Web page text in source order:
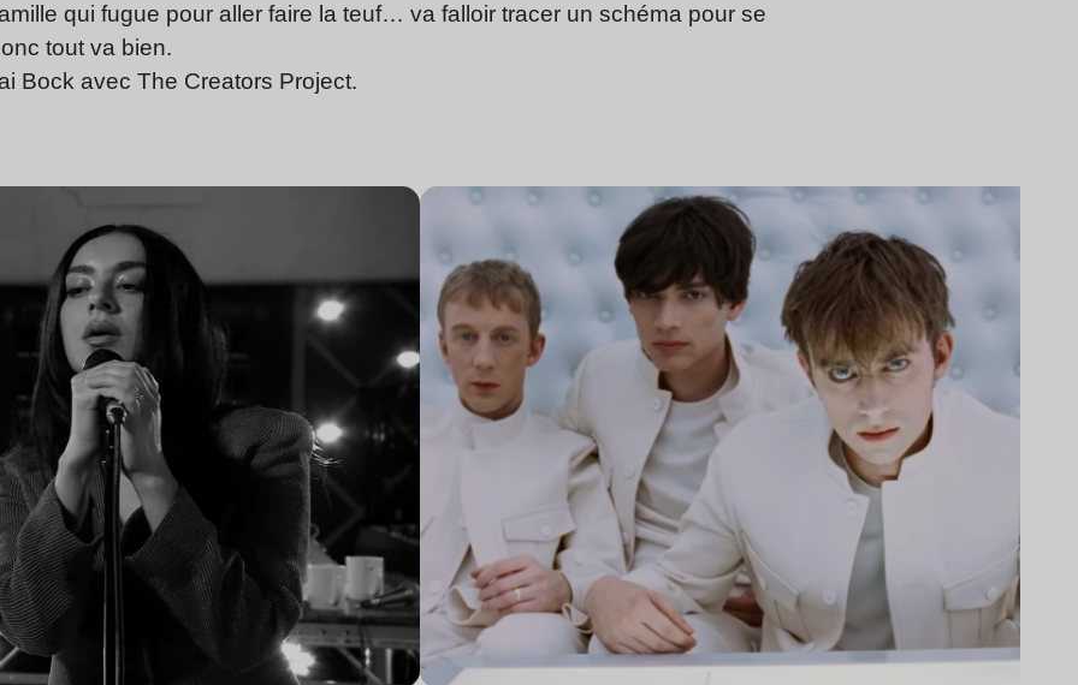
qui fugue pour aller faire la teuf… va falloir tracer un schéma pour se
tout va bien.
Bock avec The Creators Project.
Lire l’article